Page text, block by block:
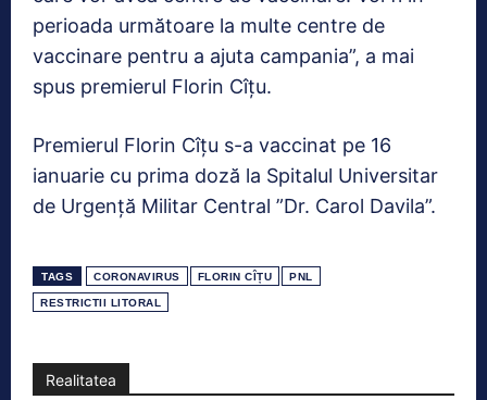
perioada următoare la multe centre de
vaccinare pentru a ajuta campania”, a mai
spus premierul Florin Cîțu.
Premierul Florin Cîțu s-a vaccinat pe 16
ianuarie cu prima doză la Spitalul Universitar
de Urgență Militar Central ”Dr. Carol Davila”.
TAGS CORONAVIRUS FLORIN CÎȚU PNL
RESTRICTII LITORAL
Realitatea